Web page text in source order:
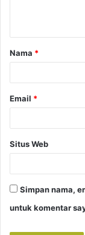
a
r
Nama *
Email *
Situs Web
Simpan nama,
untuk komentar